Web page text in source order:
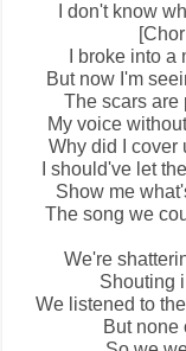
I don't know
I broke into
But now I'm
The scars are
My voice
Why did I cover
I should've let
Show me
The song we
We're
Shouting
We listened to
But none